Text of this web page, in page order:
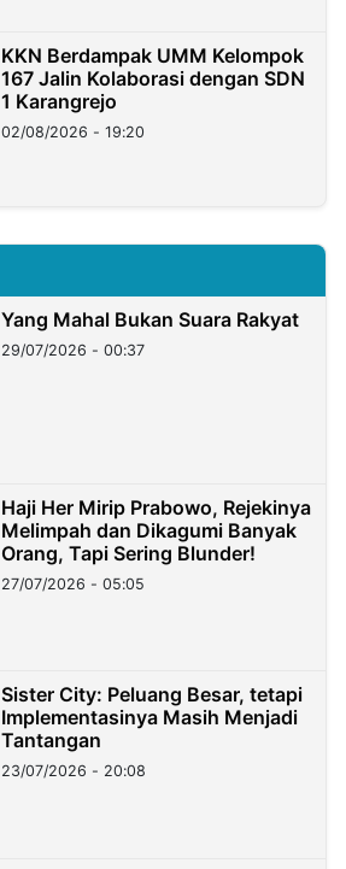
KKN Berdampak UMM Kelompok
167 Jalin Kolaborasi dengan SDN
1 Karangrejo
02/08/2026 - 19:20
Yang Mahal Bukan Suara Rakyat
29/07/2026 - 00:37
Haji Her Mirip Prabowo, Rejekinya
Melimpah dan Dikagumi Banyak
Orang, Tapi Sering Blunder!
27/07/2026 - 05:05
Sister City: Peluang Besar, tetapi
Implementasinya Masih Menjadi
Tantangan
23/07/2026 - 20:08